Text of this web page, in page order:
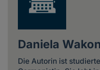
Daniela
Die Autorin ist